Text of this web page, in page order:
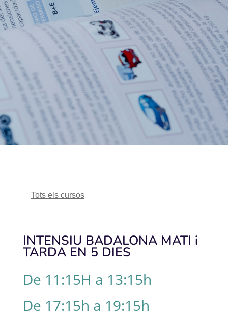
Intensi
us
Tots els cursos
INTENSIU BADALONA MATI i
TARDA EN 5 DIES
De 11:15H a 13:15h
De 17:15h a 19:15h